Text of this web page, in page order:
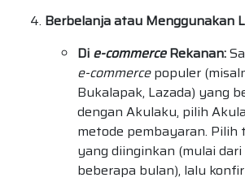
Berbelanja atau Menggunakan
Di e-commerceRekanan:
e-commercepopuler
Bukalapak, Lazada) yang
dengan Akulaku, pilih
metode pembayaran. Pilih
yang diinginkan (mulai
beberapa bulan), lalu